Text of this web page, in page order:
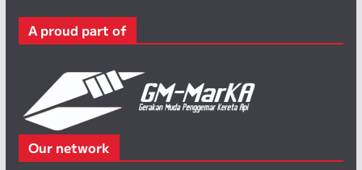
r
A proud part of
Our network